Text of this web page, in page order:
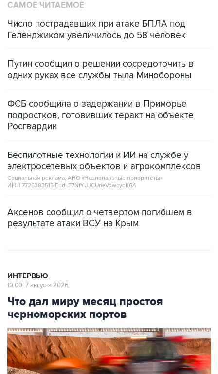
САМОЕ ЧИТАЕМОЕ
Число пострадавших при атаке БПЛА под
Геленджиком увеличилось до 58 человек
Путин сообщил о решении сосредоточить в
одних руках все службы тыла Минобороны
ФСБ сообщила о задержании в Приморье
подростков, готовивших теракт на объекте
Росгвардии
Беспилотные технологии и ИИ на службе у
электросетевых объектов и агрокомплексов
Социальная реклама, АНО «Национальные приоритеты».
ИНН 7725383515 Erid: F7NfYUJCUneVdwcydK6A
Аксенов сообщил о четвертом погибшем в
результате атаки ВСУ на Крым
ИНТЕРВЬЮ
10:00, 7 августа 2026
Что дал миру месяц простоя
черноморских портов